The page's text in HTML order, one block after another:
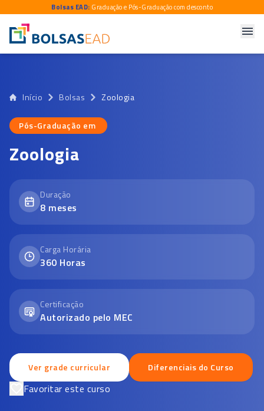
Bolsas EAD: Graduação e Pós-Graduação com desconto
Início Bolsas Zoologia
Pós-Graduação em
Pós-Graduação em
Zoologia
Duração
8 meses
Carga Horária
360 Horas
Certificação
Autorizado pelo MEC
Ver grade curricular Diferenciais do Curso
Favoritar este curso